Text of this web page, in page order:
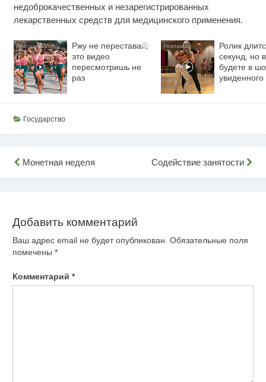
недоброкачественных и незарегистрированных
лекарственных средств для медицинского применения.
i
Ржу не переставая,
это видео
пересмотришь не
раз
Ролик
секунд, но
будете в
увиденного
Государство
Навигация
Монетная неделя Содействие занятости
Добавить комментарий
Ваш адрес email не будет опубликован. Обязательные поля
помечены *
Комментарий *